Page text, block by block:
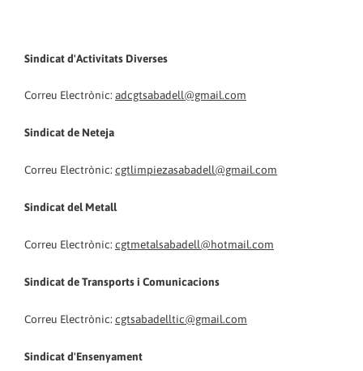
Sindicat d'Activitats Diverses
Correu Electrònic: adcgtsabadell@gmail.com
Sindicat de Neteja
Correu Electrònic: cgtlimpiezasabadell@gmail.com
Sindicat del Metall
Correu Electrònic: cgtmetalsabadell@hotmail.com
Sindicat de Transports i Comunicacions
Correu Electrònic: cgtsabadelltic@gmail.com
Sindicat d'Ensenyament